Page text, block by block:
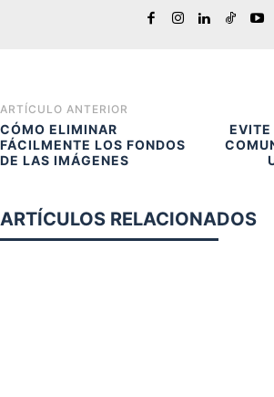
ARTÍCULO ANTERIOR
CÓMO ELIMINAR
FÁCILMENTE LOS FONDOS
DE LAS IMÁGENES
EVITE
ARTÍCULOS RELACIONADOS